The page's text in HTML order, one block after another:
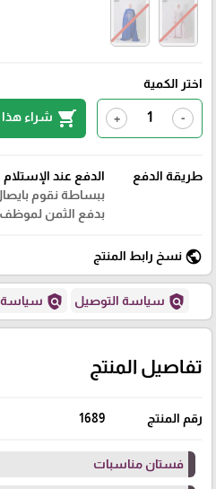
اختر الكمية
-
+
shopping_cart شراء هذا
طريقة الدفع
الدفع عند الإستلام
ببساطة نقوم
بدفع الثمن
public نسخ رابط المنتج
policy سياسة التوصيل policy سياسة
تفاصيل المنتج
رقم المنتج 1689
فستان مناسبات